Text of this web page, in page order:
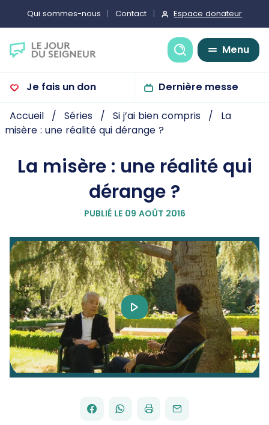
Qui sommes-nous Contact Espace donateur
Recherche
Menu
Je fais un don Dernière messe
Accueil Séries Si j’ai bien compris
La
misère : une réalité qui dérange ?
La misère : une réalité qui
dérange ?
PUBLIÉ LE 09 AOÛT 2016
Play
Video
PARTAGER
FACEBOOK
PARTAGER
WHATSAPP
IMPRIMERENVOYER
PAR
EMAIL